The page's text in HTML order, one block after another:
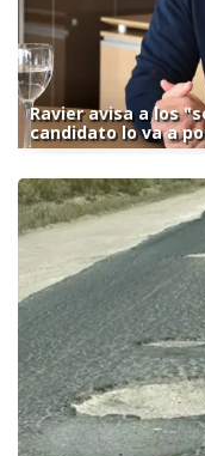
Ravier avisa a los
candidato lo va a